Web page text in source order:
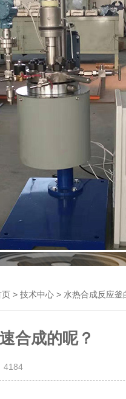
> 技术中心> 水热合成反应釜
合成的呢？
4184